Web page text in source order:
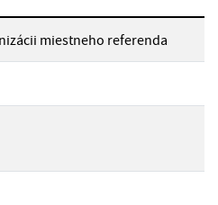
miestneho referenda